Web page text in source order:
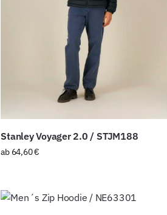
Stanley Voyager 2.0 / STJM188
ab 64,60€